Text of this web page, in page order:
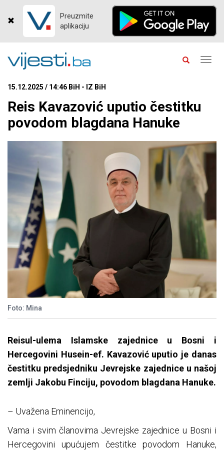
Preuzmite
aplikaciju
15.12.2025 / 14:46 BiH - IZ BiH
Reis Kavazović uputio čestitku
povodom blagdana Hanuke
Foto: Mina
Reisul-ulema Islamske zajednice u Bosni i
Hercegovini Husein-ef. Kavazović uputio je danas
čestitku predsjedniku Jevrejske zajednice u našoj
zemlji Jakobu Finciju, povodom blagdana Hanuke.
– Uvažena Eminencijo,
Vama i svim članovima Jevrejske zajednice u Bosni i
Hercegovini upućujem čestitke povodom Hanuke,